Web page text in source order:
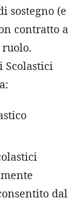
sostegno (e
contratto a
Scolastici
dal